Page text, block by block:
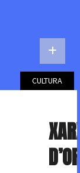
CULTURA